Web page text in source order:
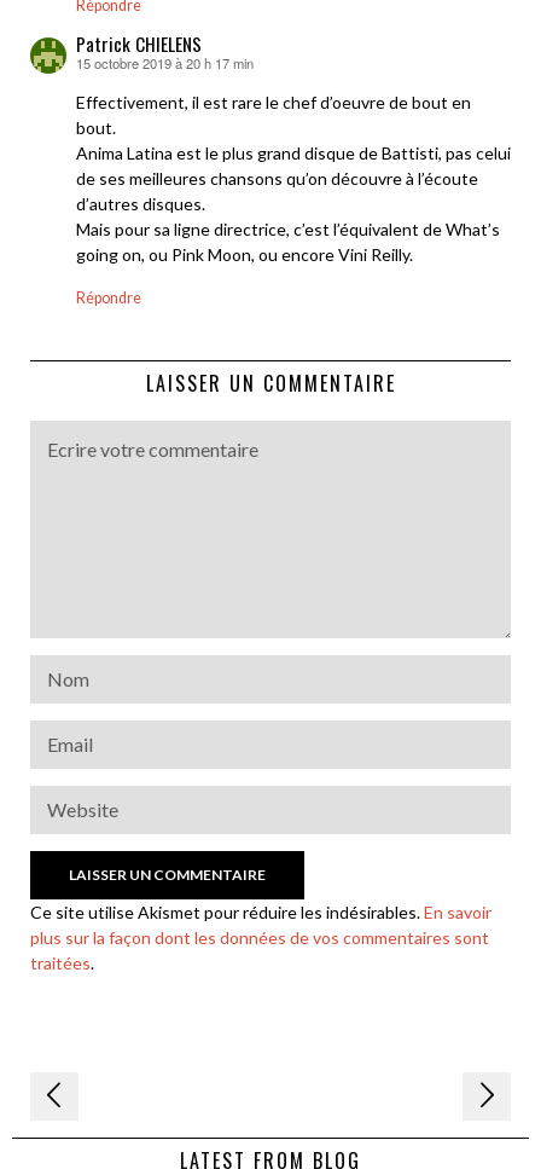
Répondre
Patrick CHIELENS
dit :
15 octobre 2019 à 20 h 17 min
Effectivement, il est rare le chef d’oeuvre de bout en
bout.
Anima Latina est le plus grand disque de Battisti, pas celui
de ses meilleures chansons qu’on découvre à l’écoute
d’autres disques.
Mais pour sa ligne directrice, c’est l’équivalent de What’s
going on, ou Pink Moon, ou encore Vini Reilly.
Répondre
LAISSER UN COMMENTAIRE
Ce site utilise Akismet pour réduire les indésirables.En savoir
plus sur la façon dont les données de vos commentaires sont
traitées.
Navigation
de LATEST FROM BLOG